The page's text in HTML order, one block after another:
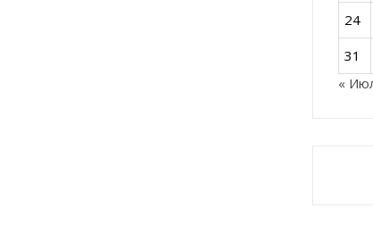
24
31
«